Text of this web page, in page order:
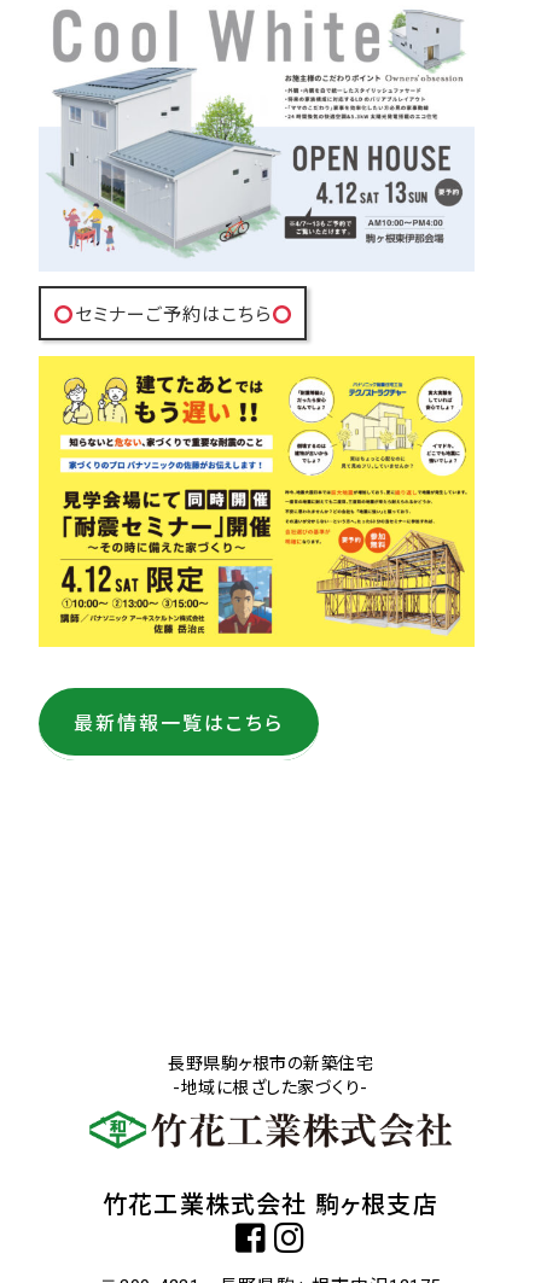
セミナーご予約はこちら
最新情報一覧はこちら
長野県駒ヶ根市の新築住宅
-地域に根ざした家づくり-
竹花工業株式会社 駒ヶ根支店